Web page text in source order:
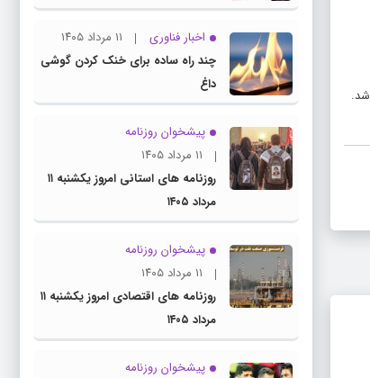
اخبار فناوری
۱۱ مرداد ۱۴۰۵
چند راه‌ ساده برای خنک کردن گوشی
داغ
پیشخوان روزنامه
۱۱ مرداد ۱۴۰۵
روزنامه های استانی امروز یکشنبه ۱۱
مرداد ۱۴۰۵
پیشخوان روزنامه
۱۱ مرداد ۱۴۰۵
روزنامه های اقتصادی امروز یکشنبه ۱۱
مرداد ۱۴۰۵
پیشخوان روزنامه